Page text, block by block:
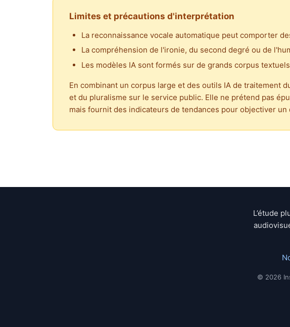
Limites et précautions d'interprétation
La reconnaissance vocale automatique peut comporter
La compréhension de l'ironie, du second degré ou de
Les modèles IA sont formés sur de grands corpus
En combinant un corpus large et des outils IA de traitement
et du pluralisme sur le service public. Elle ne prétend pas
mais fournit des indicateurs de tendances pour objectiver
L’étude
© 2026